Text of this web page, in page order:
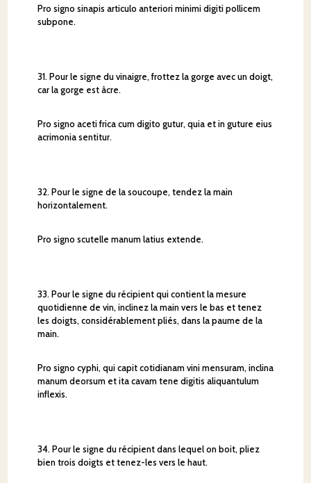
Pro signo sinapis articulo anteriori minimi digiti pollicem
subpone.
31. Pour le signe du vinaigre, frottez la gorge avec un doigt,
car la gorge est âcre.
Pro signo aceti frica cum digito gutur, quia et in guture eius
acrimonia sentitur.
32. Pour le signe de la soucoupe, tendez la main
horizontalement.
Pro signo scutelle manum latius extende.
33. Pour le signe du récipient qui contient la mesure
quotidienne de vin, inclinez la main vers le bas et tenez
les doigts, considérablement pliés, dans la paume de la
main.
Pro signo cyphi, qui capit cotidianam vini mensuram, inclina
manum deorsum et ita cavam tene digitis aliquantulum
inflexis.
34. Pour le signe du récipient dans lequel on boit, pliez
bien trois doigts et tenez-les vers le haut.